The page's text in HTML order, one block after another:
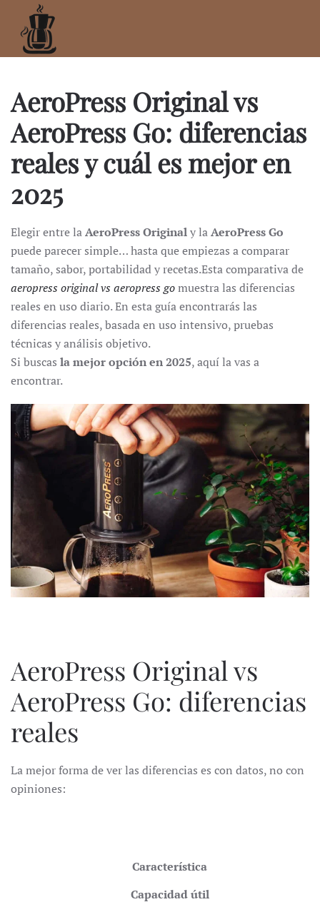
Ir
al
AeroPress Original vs
AeroPress Go: diferencias
reales y cuál es mejor en
2025
Elegir entre laAeroPress Originaly laAeroPress Go
puede parecer simple… hasta que empiezas a comparar
tamaño, sabor, portabilidad y recetas.Esta comparativa de
aeropress original vs aeropress gomuestra las diferencias
reales en uso diario. En esta guía encontrarás las
diferencias reales, basada en uso intensivo, pruebas
técnicas y análisis objetivo.
Si buscas la mejor opción en 2025, aquí la vas a
encontrar.
AeroPress Original vs
AeroPress Go: diferencias
reales
La mejor forma de ver las diferencias es con datos, no con
opiniones:
Característica
Capacidad útil